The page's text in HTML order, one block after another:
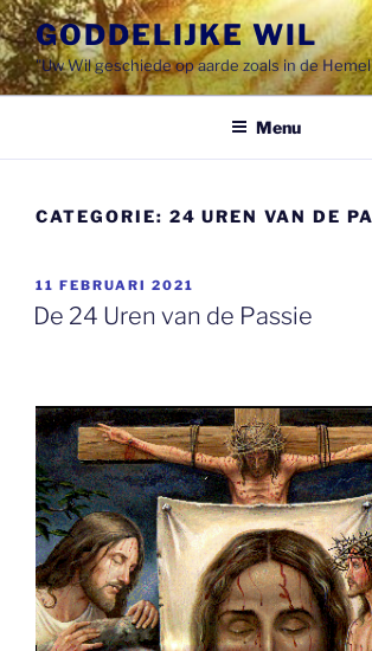
Spring
naar
de
inhoud
GODDELIJKE WIL
"Uw Wil geschiede op aarde zoals in de
Menu
CATEGORIE: 24 UREN VAN DE
GEPLAATST
OP
11 FEBRUARI 2021
De 24 Uren van de Passie